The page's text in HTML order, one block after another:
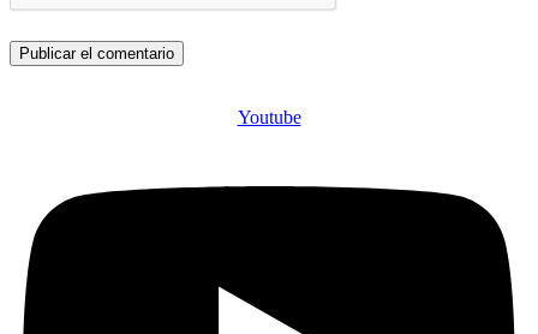
Youtube